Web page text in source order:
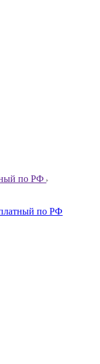
по РФ
по РФ